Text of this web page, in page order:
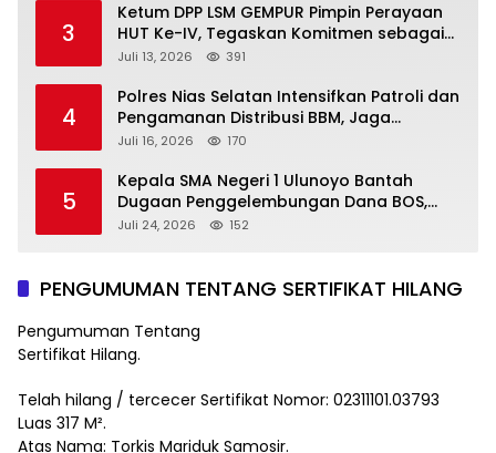
3
Ketum DPP LSM GEMPUR Pimpin Perayaan
HUT Ke-IV, Tegaskan Komitmen sebagai
Mitra Pemerintah dan Corong Aspirasi
Juli 13, 2026 391
4
Polres Nias Selatan Intensifkan Patroli dan
Pengamanan Distribusi BBM, Jaga
Ketertiban di SPBU
Juli 16, 2026 170
5
Kepala SMA Negeri 1 Ulunoyo Bantah
Dugaan Penggelembungan Dana BOS,
Tegaskan Pemberitaan Tidak Benar
Juli 24, 2026 152
PENGUMUMAN TENTANG SERTIFIKAT HILANG
Pengumuman Tentang
Sertifikat Hilang.
Telah hilang / tercecer Sertifikat Nomor: 02311101.03793
Luas 317 M².
Atas Nama: Torkis Mariduk Samosir.